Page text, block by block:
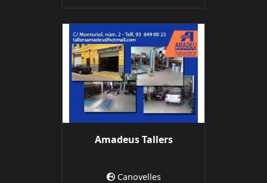
Amadeus Tallers
Canovelles